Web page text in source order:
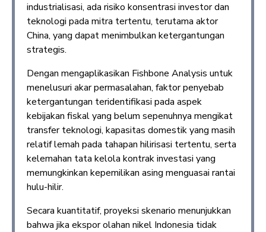
industrialisasi, ada risiko konsentrasi investor dan
teknologi pada mitra tertentu, terutama aktor
China, yang dapat menimbulkan ketergantungan
strategis.
Dengan mengaplikasikan Fishbone Analysis untuk
menelusuri akar permasalahan, faktor penyebab
ketergantungan teridentifikasi pada aspek
kebijakan fiskal yang belum sepenuhnya mengikat
transfer teknologi, kapasitas domestik yang masih
relatif lemah pada tahapan hilirisasi tertentu, serta
kelemahan tata kelola kontrak investasi yang
memungkinkan kepemilikan asing menguasai rantai
hulu-hilir.
Secara kuantitatif, proyeksi skenario menunjukkan
bahwa jika ekspor olahan nikel Indonesia tidak